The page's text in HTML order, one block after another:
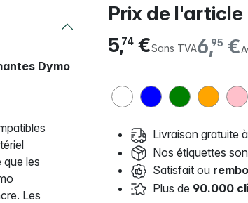
Prix de l'article
6,95 €
5,74€Sans TVA
Livraison gratuite
Nos étiquettes
Satisfait ou
Plus de 90.000
Dymo
que les
Les